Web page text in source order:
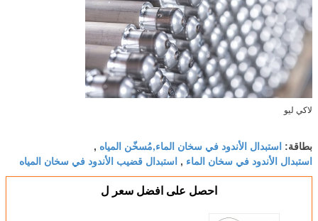
لاكي ليو
بطاقة: استبدال الأندود في سخان الماء,مُسخّن المياه ,
استبدال الأندود في سخان الماء , استبدال قضيب الأندود في سخان المياه
احصل على افضل سعر ل